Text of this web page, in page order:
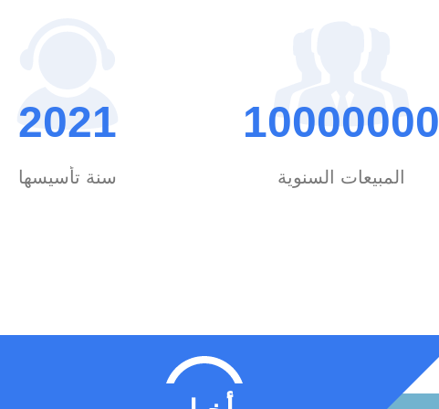
توفر مقاومة
ومقاومة الأشعة
10000000
المبيعات السنوية
2021
سنة تأسيسها